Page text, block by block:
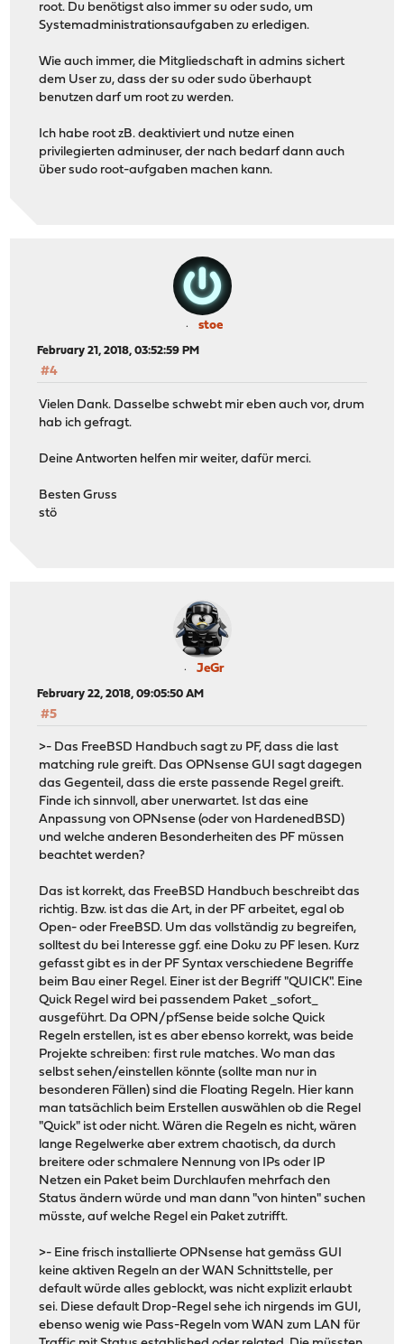
root. Du benötigst also immer su oder sudo, um
Systemadministrationsaufgaben zu erledigen.
Wie auch immer, die Mitgliedschaft in admins sichert
dem User zu, dass der su oder sudo überhaupt
benutzen darf um root zu werden.
Ich habe root zB. deaktiviert und nutze einen
privilegierten adminuser, der nach bedarf dann auch
über sudo root-aufgaben machen kann.
stoe
February 21, 2018, 03:52:59 PM
#4
Vielen Dank. Dasselbe schwebt mir eben auch vor, drum
hab ich gefragt.
Deine Antworten helfen mir weiter, dafür merci.
Besten Gruss
stö
JeGr
February 22, 2018, 09:05:50 AM
#5
>- Das FreeBSD Handbuch sagt zu PF, dass die last
matching rule greift. Das OPNsense GUI sagt dagegen
das Gegenteil, dass die erste passende Regel greift.
Finde ich sinnvoll, aber unerwartet. Ist das eine
Anpassung von OPNsense (oder von HardenedBSD)
und welche anderen Besonderheiten des PF müssen
beachtet werden?
Das ist korrekt, das FreeBSD Handbuch beschreibt das
richtig. Bzw. ist das die Art, in der PF arbeitet, egal ob
Open- oder FreeBSD. Um das vollständig zu begreifen,
solltest du bei Interesse ggf. eine Doku zu PF lesen. Kurz
gefasst gibt es in der PF Syntax verschiedene Begriffe
beim Bau einer Regel. Einer ist der Begriff "QUICK". Eine
Quick Regel wird bei passendem Paket _sofort_
ausgeführt. Da OPN/pfSense beide solche Quick
Regeln erstellen, ist es aber ebenso korrekt, was beide
Projekte schreiben: first rule matches. Wo man das
selbst sehen/einstellen könnte (sollte man nur in
besonderen Fällen) sind die Floating Regeln. Hier kann
man tatsächlich beim Erstellen auswählen ob die Regel
"Quick" ist oder nicht. Wären die Regeln es nicht, wären
lange Regelwerke aber extrem chaotisch, da durch
breitere oder schmalere Nennung von IPs oder IP
Netzen ein Paket beim Durchlaufen mehrfach den
Status ändern würde und man dann "von hinten" suchen
müsste, auf welche Regel ein Paket zutrifft.
>- Eine frisch installierte OPNsense hat gemäss GUI
keine aktiven Regeln an der WAN Schnittstelle, per
default würde alles geblockt, was nicht explizit erlaubt
sei. Diese default Drop-Regel sehe ich nirgends im GUI,
ebenso wenig wie Pass-Regeln vom WAN zum LAN für